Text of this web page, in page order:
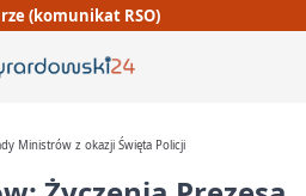
(komunikat RSO)
Ministrów z okazji Święta Policji